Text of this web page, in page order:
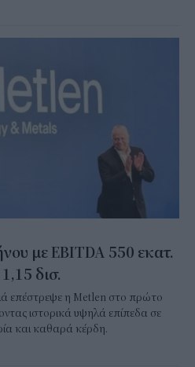
με EBITDA 550 εκατ.
δισ.
επέστρεψε η Metlen στο πρώτο
ιστορικά υψηλά επίπεδα σε
και καθαρά κέρδη.